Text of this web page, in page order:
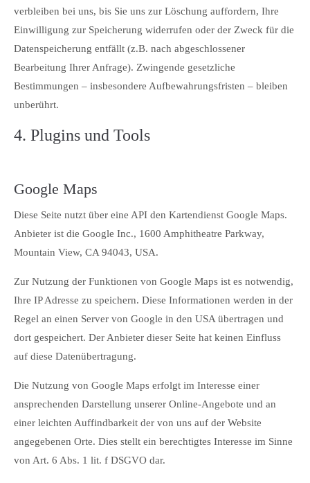
verbleiben bei uns, bis Sie uns zur Löschung auffordern, Ihre
Einwilligung zur Speicherung widerrufen oder der Zweck für die
Datenspeicherung entfällt (z.B. nach abgeschlossener
Bearbeitung Ihrer Anfrage). Zwingende gesetzliche
Bestimmungen – insbesondere Aufbewahrungsfristen – bleiben
unberührt.
4. Plugins und Tools
Google Maps
Diese Seite nutzt über eine API den Kartendienst Google Maps.
Anbieter ist die Google Inc., 1600 Amphitheatre Parkway,
Mountain View, CA 94043, USA.
Zur Nutzung der Funktionen von Google Maps ist es notwendig,
Ihre IP Adresse zu speichern. Diese Informationen werden in der
Regel an einen Server von Google in den USA übertragen und
dort gespeichert. Der Anbieter dieser Seite hat keinen Einfluss
auf diese Datenübertragung.
Die Nutzung von Google Maps erfolgt im Interesse einer
ansprechenden Darstellung unserer Online-Angebote und an
einer leichten Auffindbarkeit der von uns auf der Website
angegebenen Orte. Dies stellt ein berechtigtes Interesse im Sinne
von Art. 6 Abs. 1 lit. f DSGVO dar.